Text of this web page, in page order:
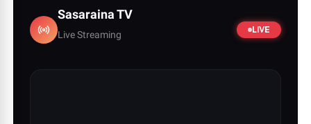
Sasaraina TV
Live Streaming LIVE